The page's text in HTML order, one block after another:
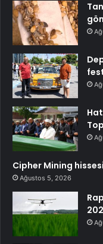
Cipher Mining
Ağustos 5, 2026